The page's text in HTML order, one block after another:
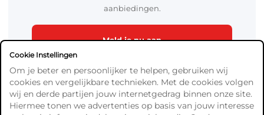
aanbiedingen.
Meld je nu aan
Cookie Instellingen
Om je beter en persoonlijker te helpen, gebruiken wij
cookies en vergelijkbare technieken. Met de cookies volgen
wij en derde partijen jouw internetgedrag binnen onze site.
Hiermee tonen we advertenties op basis van jouw interesse